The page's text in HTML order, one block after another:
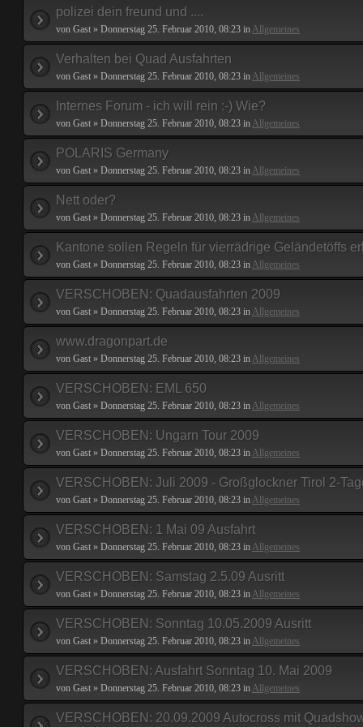
polizei dein freund und ....
von Gast » Donnerstag 25. Februar 2010, 08:23 in Allgemeines
Verhalten bei Quad Ausfahrten
von Gast » Donnerstag 25. Februar 2010, 08:23 in Allgemeines
Internes Forum - ich will rein :-) Wie?
von Gast » Donnerstag 25. Februar 2010, 08:23 in Allgemeines
POLARIS Germany
von Gast » Donnerstag 25. Februar 2010, 08:23 in Allgemeines
Nett oder?
von Gast » Donnerstag 25. Februar 2010, 08:23 in Allgemeines
Kantone sollen Regeln für vierrädrige Geländetöffs
von Gast » Donnerstag 25. Februar 2010, 08:23 in Allgemeines
VERSCHOBEN: Quadausfahrten 2009
von Gast » Donnerstag 25. Februar 2010, 08:23 in Allgemeines
www.dragonpart.de
von Gast » Donnerstag 25. Februar 2010, 08:23 in Allgemeines
VERSCHOBEN: EML 650
von Gast » Donnerstag 25. Februar 2010, 08:23 in Allgemeines
VERSCHOBEN: Ungarn Tour 2009
von Gast » Donnerstag 25. Februar 2010, 08:23 in Allgemeines
VERSCHOBEN: Juli 2009 - Großglockner Tirol 2-
von Gast » Donnerstag 25. Februar 2010, 08:23 in Allgemeines
VERSCHOBEN: 1 Mai 09 Ausfahrt
von Gast » Donnerstag 25. Februar 2010, 08:23 in Allgemeines
VERSCHOBEN: Samstag 2.5.09 Ausritt
von Gast » Donnerstag 25. Februar 2010, 08:23 in Allgemeines
VERSCHOBEN: Sonntag 10.05.2009 Ausritt
von Gast » Donnerstag 25. Februar 2010, 08:23 in Allgemeines
VERSCHOBEN: Ausfahrt Sonntag 10. Mai 2009
von Gast » Donnerstag 25. Februar 2010, 08:23 in Allgemeines
VERSCHOBEN: 20.09.2009 Autocross mit